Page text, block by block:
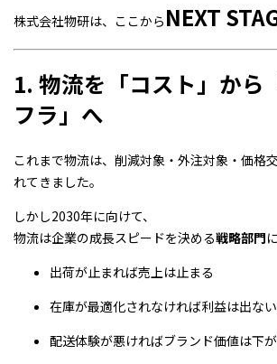
株式会社物研は、ここから NEXT
1. 物流を「コスト」から
フラ」へ
これまで物流は、削減対象・外注対象・価格
れてきました。
しかし2030年に向けて、
物流は企業の成長スピードを決める戦略部門
出荷が止まれば売上は止まる
在庫が最適化されなければ利益は出ない
配送体験が悪ければブランド価値は下